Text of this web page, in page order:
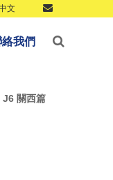
文
我們
J6 關西篇